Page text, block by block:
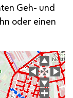
Geh- und
oder einen